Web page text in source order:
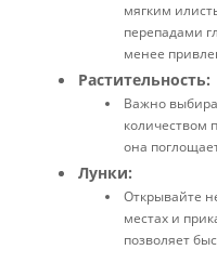
мягким
перепадами
менее
Растительность:
Важно
количеством
она
Лунки:
Открывайте
местах и
позволяет